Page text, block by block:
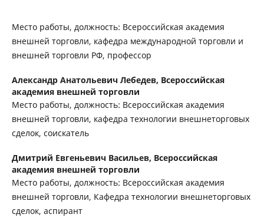
Место работы, должность: Всероссийская академия
внешней торговли, кафедра международной торговли и
внешней торговли РФ, профессор
Александр Анатольевич Лебедев, Всероссийская
академия внешней торговли
Место работы, должность: Всероссийская академия
внешней торговли, кафедра технологии внешнеторговых
сделок, соискатель
Дмитрий Евгеньевич Васильев, Всероссийская
академия внешней торговли
Место работы, должность: Всероссийская академия
внешней торговли, Кафедра технологии внешнеторговых
сделок, аспирант